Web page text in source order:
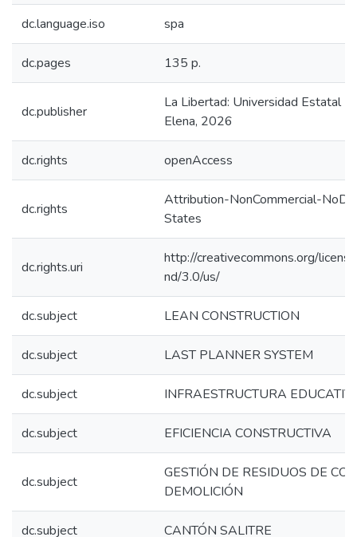
dc.language.iso spa
dc.pages 135 p.
dc.publisher
La Libertad: Universidad Estatal
Elena, 2026
dc.rights openAccess
dc.rights
Attribution-NonCommercial-
States
dc.rights.uri
http://creativecommons.org/
nd/3.0/us/
dc.subject LEAN CONSTRUCTION
dc.subject LAST PLANNER SYSTEM
dc.subject INFRAESTRUCTURA
dc.subject EFICIENCIA CONSTRUCTIVA
dc.subject
GESTIÓN DE RESIDUOS DE
DEMOLICIÓN
dc.subject CANTÓN SALITRE